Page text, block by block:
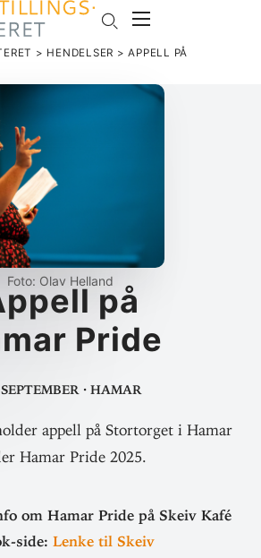
> HENDELSER >APPELL PÅ
Foto: Olav Hellandpå
Pride
september ·Hamar
appell på Stortorget i Hamar
Hamar Pride 2025.
om Hamar Pride på Skeiv Kafé
side:Lenke til Skeiv